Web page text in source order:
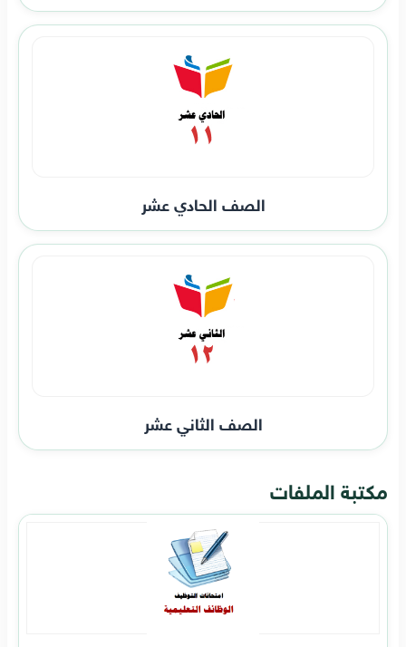
الصف الحادي عشر
الصف الثاني عشر
مكتبة الملفات